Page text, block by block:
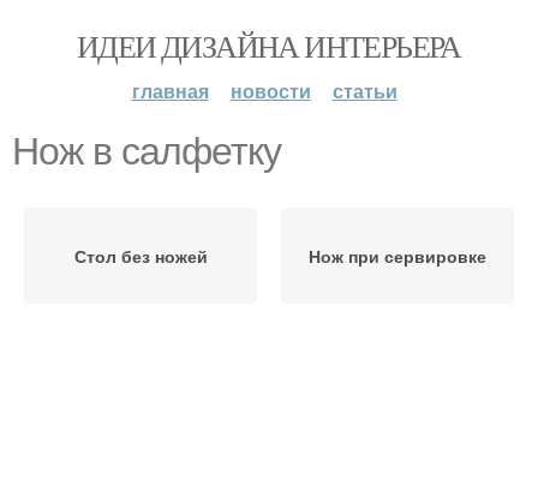
ИДЕИ ДИЗАЙНА ИНТЕРЬЕРА
главная новости статьи
Нож в салфетку
Стол без ножей Нож при сервировке